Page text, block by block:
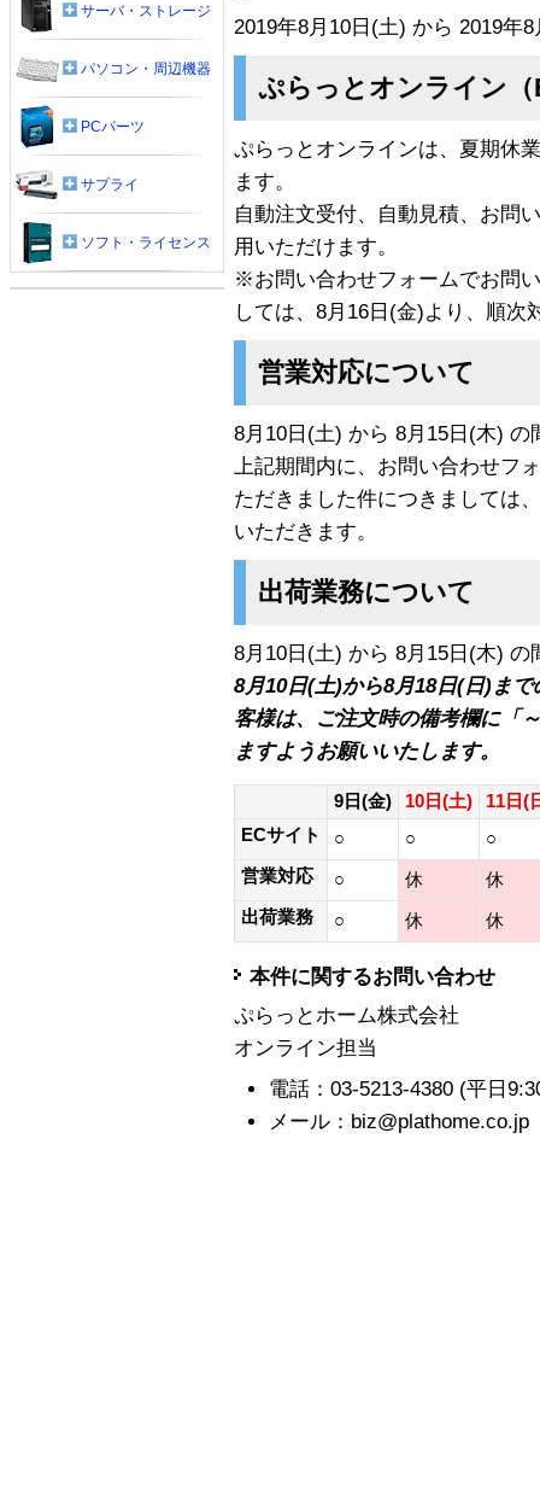
2019年8月10日(土) から 2019年
ぷらっとオンライン
ぷらっとオンラインは、夏期休
ます。
自動注文受付、自動見積、お問
用いただけます。
※お問い合わせフォームでお問
しては、8月16日(金)より、順次
営業対応について
8月10日(土) から 8月15日(木)
上記期間内に、お問い合わせフ
ただきました件につきましては
いただきます。
出荷業務について
8月10日(土) から 8月15日(木)
8月10日(土)から8月18日(日)ま
客様は、ご注文時の備考欄に「
ますようお願いいたします。
9日(金) 10日(土)
11日(
ECサイト
○ ○
○
営業対応
○ 休
休
出荷業務
○ 休 休
本件に関するお問い合わせ
ぷらっとホーム株式会社
オンライン担当
電話：03-5213-4380 (平日
メール：biz@plathome.co.jp
サーバ・ストレージ
パソコン・周辺機器
PCパーツ
サプライ
ソフト・ライセンス